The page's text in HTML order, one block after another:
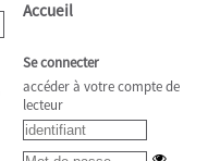
Accueil
Se connecter
accéder à votre compte de
lecteur